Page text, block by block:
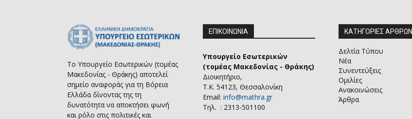
Το Υπουργείο Εσωτερικών (τομέας
Μακεδονίας - Θράκης) αποτελεί
σημείο αναφοράς για τη Βόρεια
Ελλάδα δίνοντας της τη
δυνατότητα να αποκτήσει φωνή
και ρόλο στις πολιτικές και
ΕΠΙΚΟΙΝΩΝΙΑ
Υπουργείο Εσωτερικών
(τομέας Μακεδονίας - Θράκης)
Διοικητήριο,
Τ.Κ. 54123, Θεσσαλονίκη
Email: info@mathra.gr
Τηλ. : 2313-501100
ΚΑΤΗΓΟΡΙΕΣ ΑΡΘΡΩΝ
Δελτία Τύπου
Νέα
Συνεντεύξεις
Ομιλίες
Ανακοινώσεις
Άρθρα